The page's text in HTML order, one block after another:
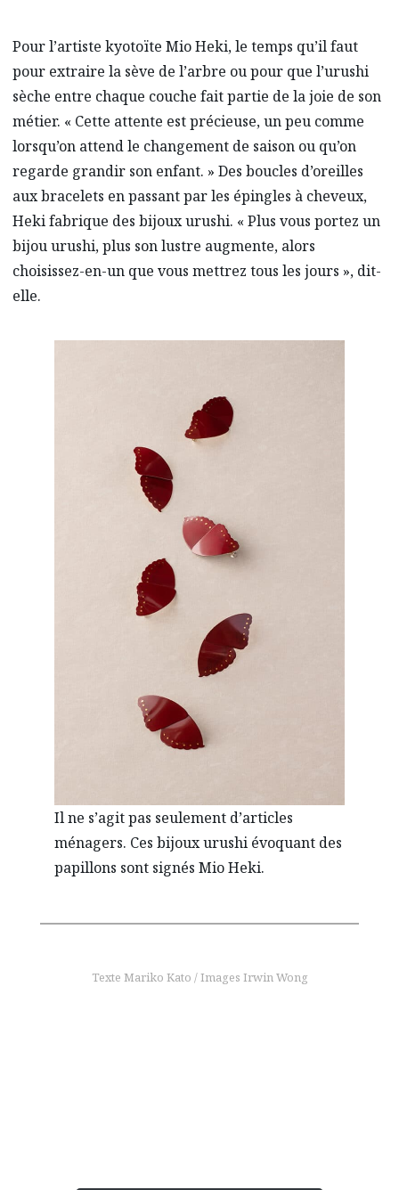
Pour l’artiste kyotoïte Mio Heki, le temps qu’il faut
pour extraire la sève de l’arbre ou pour que l’urushi
sèche entre chaque couche fait partie de la joie de son
métier. « Cette attente est précieuse, un peu comme
lorsqu’on attend le changement de saison ou qu’on
regarde grandir son enfant. » Des boucles d’oreilles
aux bracelets en passant par les épingles à cheveux,
Heki fabrique des bijoux urushi. « Plus vous portez un
bijou urushi, plus son lustre augmente, alors
choisissez-en-un que vous mettrez tous les jours », dit-
elle.
Il ne s’agit pas seulement d’articles
ménagers. Ces bijoux urushi évoquant des
papillons sont signés Mio Heki.
Texte Mariko Kato / Images Irwin Wong